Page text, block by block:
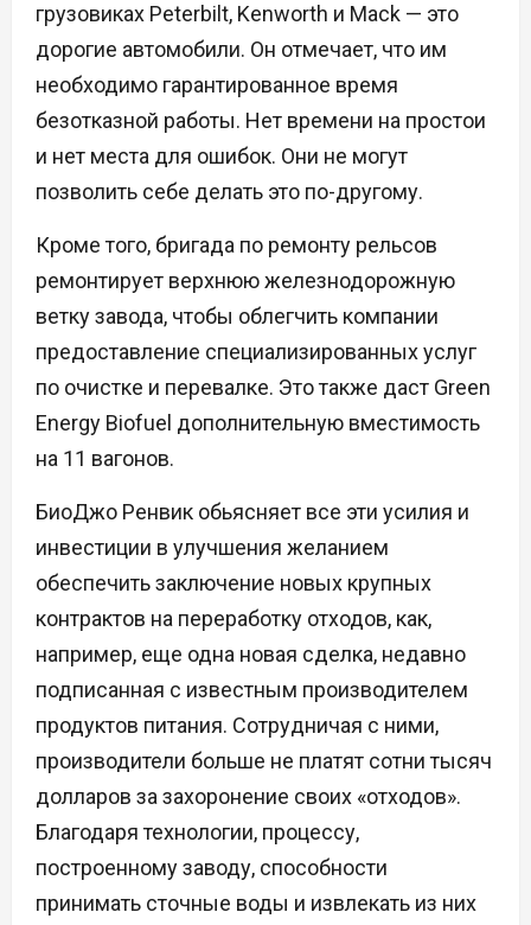
грузовиках Peterbilt, Kenworth и Mack — это
дорогие автомобили. Он отмечает, что им
необходимо гарантированное время
безотказной работы. Нет времени на простои
и нет места для ошибок. Они не могут
позволить себе делать это по-другому.
Кроме того, бригада по ремонту рельсов
ремонтирует верхнюю железнодорожную
ветку завода, чтобы облегчить компании
предоставление специализированных услуг
по очистке и перевалке. Это также даст Green
Energy Biofuel дополнительную вместимость
на 11 вагонов.
БиоДжо Ренвик обьясняет все эти усилия и
инвестиции в улучшения желанием
обеспечить заключение новых крупных
контрактов на переработку отходов, как,
например, еще одна новая сделка, недавно
подписанная с известным производителем
продуктов питания. Сотрудничая с ними,
производители больше не платят сотни тысяч
долларов за захоронение своих «отходов».
Благодаря технологии, процессу,
построенному заводу, способности
принимать сточные воды и извлекать из них